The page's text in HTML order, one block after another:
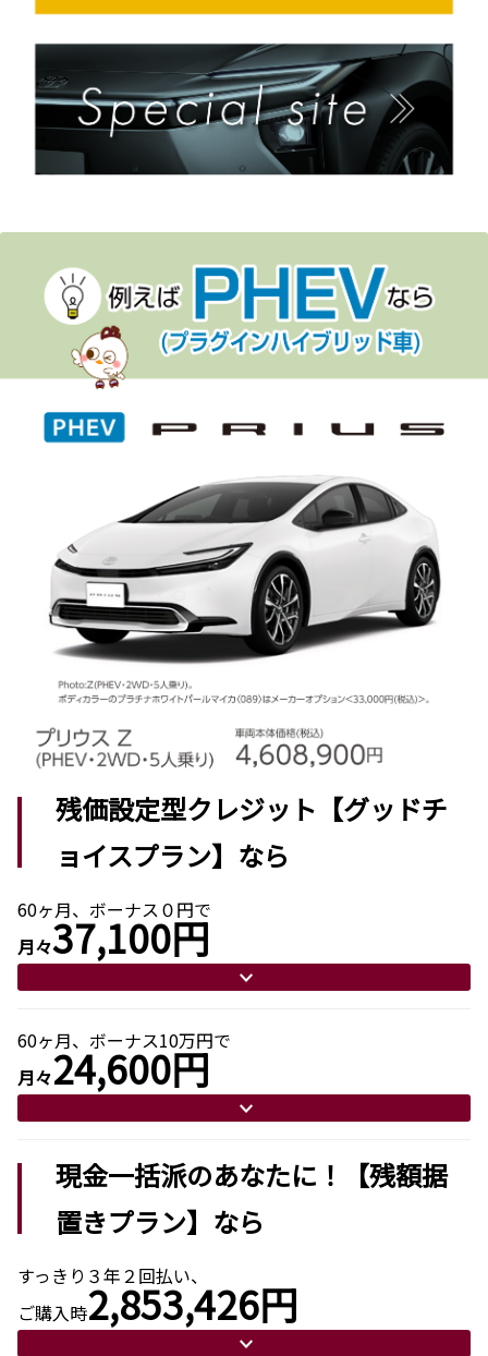
残価設定型クレジット【グッドチ
ョイスプラン】なら
60ヶ月、ボーナス０円で
月々37,100円
60ヶ月、ボーナス10万円で
月々24,600円
現金一括派のあなたに！【残額据
置きプラン】なら
すっきり３年２回払い、
ご購入時2,853,426円